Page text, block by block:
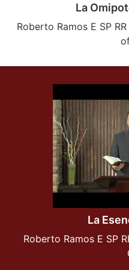
La
Roberto Ramos E SP
La
Roberto Ramos E SP